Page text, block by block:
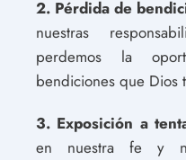
2. Pérdida de
nuestras
perdemos la
bendiciones que Dios
3. Exposición a
en nuestra fe y